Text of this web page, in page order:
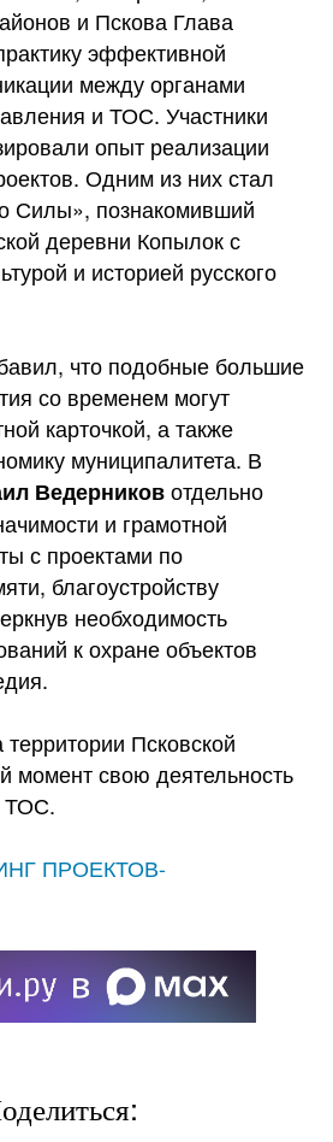
и Пскова Глава
эффективной
между органами
и ТОС. Участники
опыт реализации
Одним из них стал
Силы», познакомивший
деревни Копылок с
и историей русского
что подобные большие
со временем могут
карточкой, а также
муниципалитета. В
Ведерниковотдельно
и грамотной
с проектами по
благоустройству
необходимость
к охране объектов
Псковской
момент свою деятельность
ТОС.
ПРОЕКТОВ-